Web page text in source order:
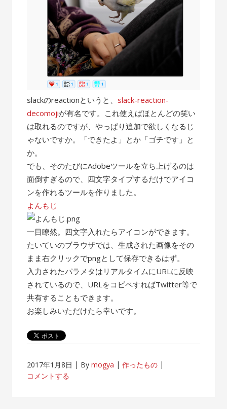
slackのreactionというと、slack-reaction-
decomojiが有名です。これ使えばほとんどの笑い
は取れるのですが、やっぱり追加で欲しくなるじ
ゃないですか。「できたよ」とか「ゴチです」と
か。
でも、そのたびにAdobeツールを立ち上げるのは
面倒すぎるので、四文字タイプするだけでアイコ
ンを作れるツールを作りました。
よんもじ
一目瞭然。四文字入れたらアイコンができます。
たいていのブラウザでは、生成された画像をその
まま右クリックでpngとして保存できるはず。
入力されたパラメタはリアルタイムにURLに反映
されているので、URLをコピペすればTwitter等で
共有することもできます。
お楽しみいただけたら幸いです。
2017年1月8日 Bymogya
作ったもの
コメントする